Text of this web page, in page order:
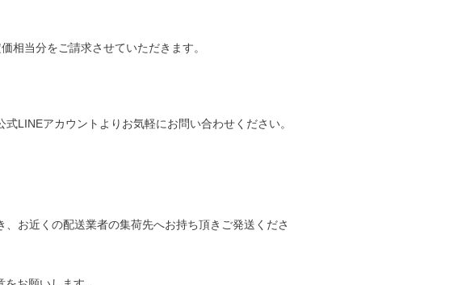
相当分をご請求させていただきます。
LINEアカウントよりお気軽にお問い合わせください。
お近くの配送業者の集荷先へお持ち頂きご発送くださ